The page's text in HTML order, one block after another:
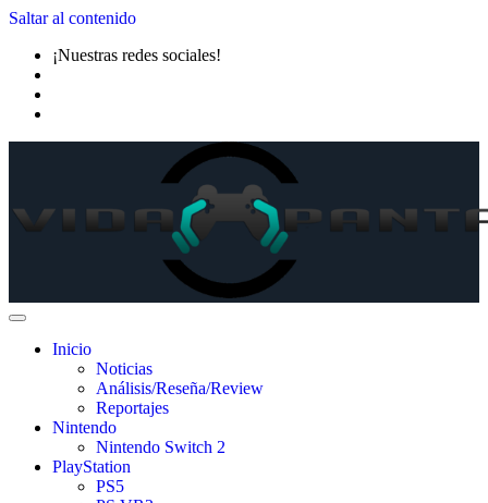
Saltar al contenido
¡Nuestras redes sociales!
Inicio
Noticias
Análisis/Reseña/Review
Reportajes
Nintendo
Nintendo Switch 2
PlayStation
PS5